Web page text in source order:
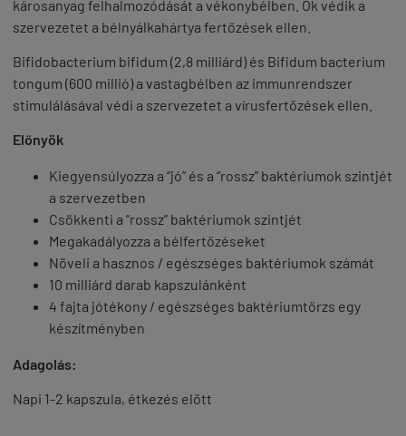
károsanyag felhalmozódását a vékonybélben. Ők védik a
szervezetet a bélnyálkahártya fertőzések ellen.
Bifidobacterium bifidum (2,8 milliárd) és Bifidum bacterium
tongum (600 millió) a vastagbélben az immunrendszer
stimulálásával védi a szervezetet a vírusfertőzések ellen.
Előnyök
Kiegyensúlyozza a “jó” és a “rossz” baktériumok szintjét
a szervezetben
Csökkenti a “rossz” baktériumok szintjét
Megakadályozza a bélfertőzéseket
Növeli a hasznos / egészséges baktériumok számát
10 milliárd darab kapszulánként
4 fajta jótékony / egészséges baktériumtőrzs egy
készítményben
Adagolás:
Napi 1-2 kapszula, étkezés előtt